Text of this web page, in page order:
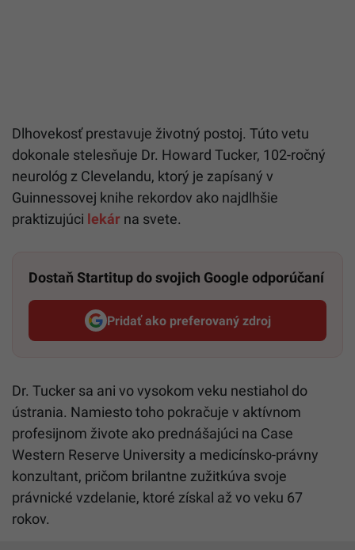
Dlhovekosť prestavuje životný postoj. Túto vetu
dokonale stelesňuje Dr. Howard Tucker, 102-ročný
neurológ z Clevelandu, ktorý je zapísaný v
Guinnessovej knihe rekordov ako najdlhšie
praktizujúci lekár na svete.
Dostaň Startitup do svojich Google odporúčaní
Pridať ako preferovaný zdroj
Startitup, odkaz sa otvorí v
Dr. Tucker sa ani vo vysokom veku nestiahol do
ústrania. Namiesto toho pokračuje v aktívnom
profesijnom živote ako prednášajúci na Case
Western Reserve University a medicínsko-právny
konzultant, pričom brilantne zužitkúva svoje
právnické vzdelanie, ktoré získal až vo veku 67
rokov.